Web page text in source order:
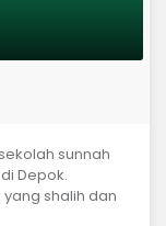
sunnah
Depok.
shalih dan
dan akhlak